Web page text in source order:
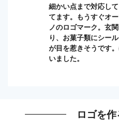
細かい点まで対応し
てます。もうすぐオ
ノのロゴマーク。玄
り、お菓子類にシー
が目を惹きそうです
いました。
ロゴを